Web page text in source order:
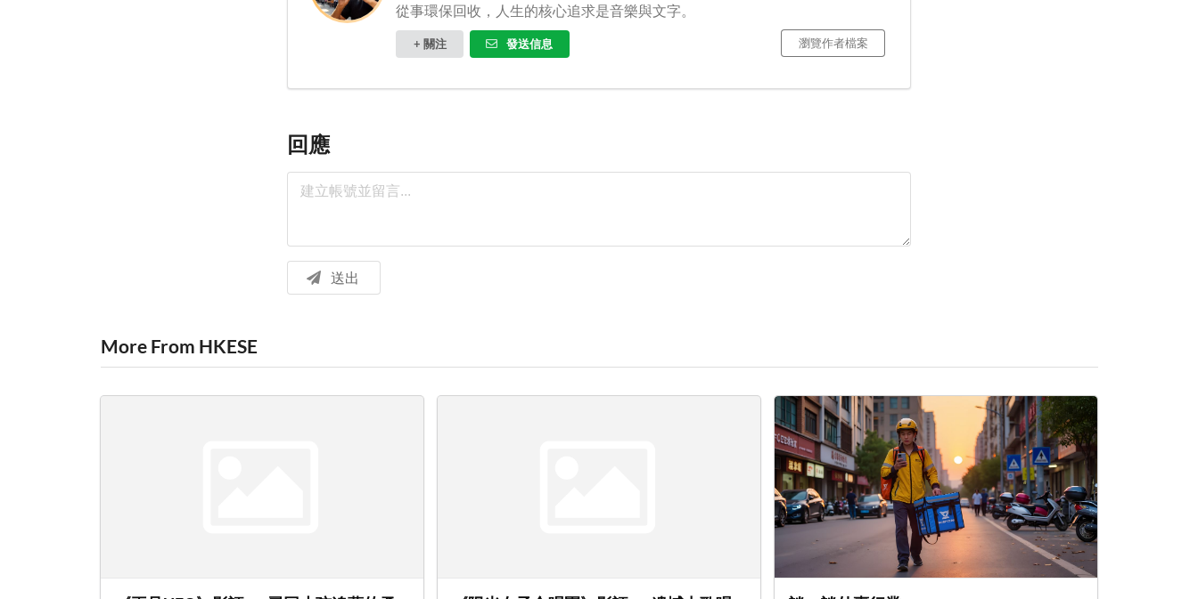
從事環保回收，人生的核心追求是音樂與文字。
+ 關注 發送信息 瀏覽作者檔案
回應
送出
More From HKESE